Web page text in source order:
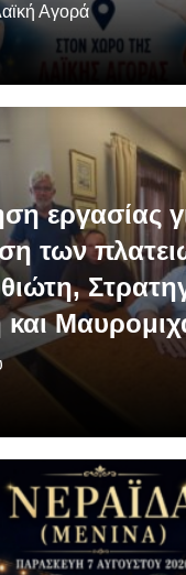
Αγορά
εργασίας
των